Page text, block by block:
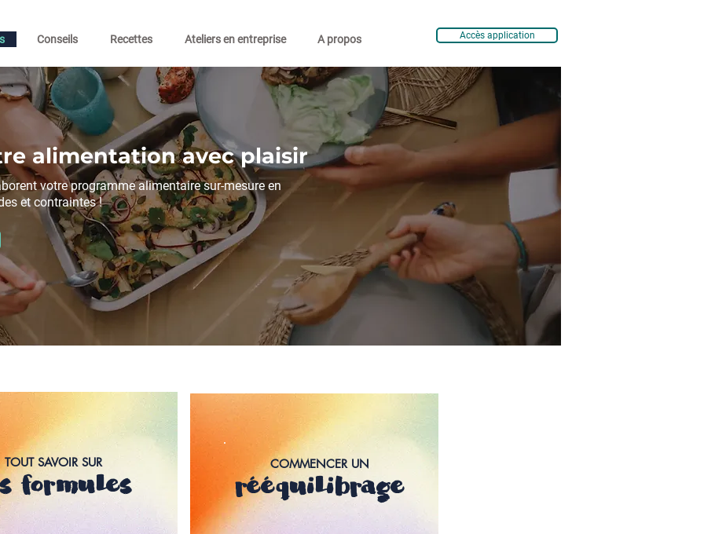
Conseils Recettes Ateliers en entreprise A propos
alimentation avec plaisir
votre programme alimentaire sur-mesure en
et contraintes !
Accès application
TOUT SAVOIR SUR
formules
COMMENCER UN
rééquilibrage